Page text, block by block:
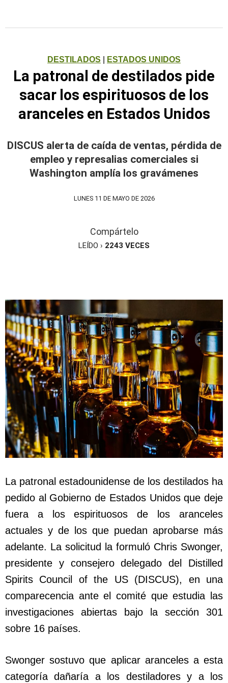
DESTILADOS ESTADOS UNIDOS
La patronal de destilados pide
sacar los espirituosos de los
aranceles en Estados Unidos
DISCUS alerta de caída de ventas, pérdida de
empleo y represalias comerciales si
Washington amplía los gravámenes
LUNES 11 DE MAYO DE 2026
Compártelo
LEÍDO › 2243 VECES
La patronal estadounidense de los destilados ha
pedido al Gobierno de Estados Unidos que deje
fuera a los espirituosos de los aranceles
actuales y de los que puedan aprobarse más
adelante. La solicitud la formuló Chris Swonger,
presidente y consejero delegado del Distilled
Spirits Council of the US (DISCUS), en una
comparecencia ante el comité que estudia las
investigaciones abiertas bajo la sección 301
sobre 16 países.
Swonger sostuvo que aplicar aranceles a esta
categoría dañaría a los destiladores y a los